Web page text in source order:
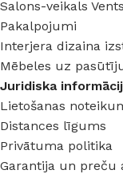
Salons-veikals
Pakalpojumi
Interjera dizaina
Mēbeles uz
Juridiska
Lietošanas
Distances līgums
Privātuma politika
Garantija un preču